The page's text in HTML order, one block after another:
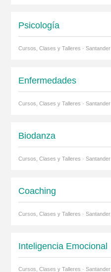
Psicología
Cursos, Clases y Talleres · Santander
Enfermedades
Cursos, Clases y Talleres · Santander
Biodanza
Cursos, Clases y Talleres · Santander
Coaching
Cursos, Clases y Talleres · Santander
Inteligencia Emocional
Cursos, Clases y Talleres · Santander